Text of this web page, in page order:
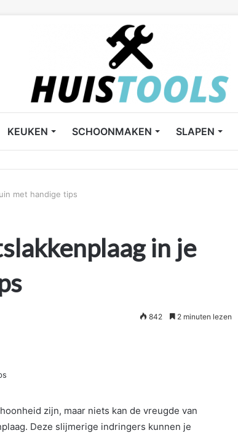
KEUKEN SCHOONMAKEN SLAPEN
met handige tips
in je
842 2 minuten lezen
zijn, maar niets kan de vreugde van
Deze slijmerige indringers kunnen je